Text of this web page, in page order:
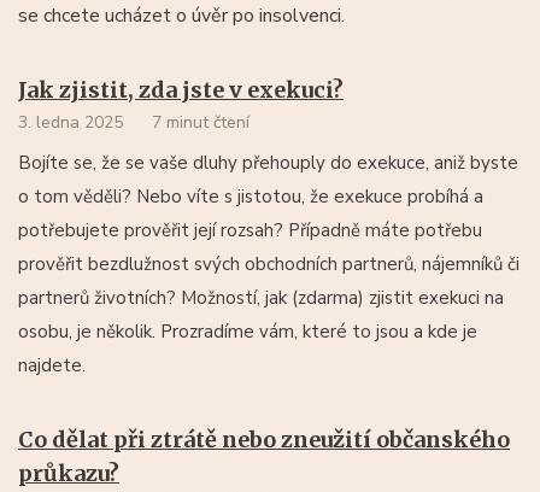
se chcete ucházet o úvěr po insolvenci.
Jak zjistit, zda jste v exekuci?
3. ledna 2025 7 minut čtení
Bojíte se, že se vaše dluhy přehouply do exekuce, aniž byste
o tom věděli? Nebo víte s jistotou, že exekuce probíhá a
potřebujete prověřit její rozsah? Případně máte potřebu
prověřit bezdlužnost svých obchodních partnerů, nájemníků či
partnerů životních? Možností, jak (zdarma) zjistit exekuci na
osobu, je několik. Prozradíme vám, které to jsou a kde je
najdete.
Co dělat při ztrátě nebo zneužití občanského
průkazu?